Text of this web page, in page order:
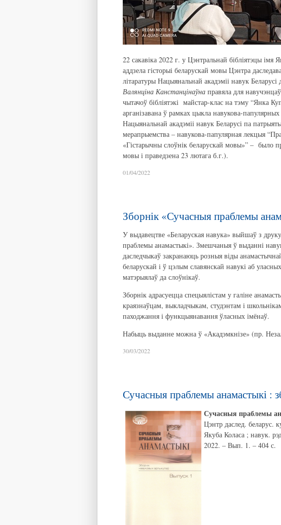
22 сакавіка 2022 г. у Цэнтральнай бібліятэцы
аддзела гісторыі беларускай мовы Цэнтра
літаратуры Нацыянальнай акадэміі навук
Валянціна Канстанцінаўна правяла для
чытачоў бібліятэкі майстар-клас на тэму “Янка
арганізавана ў рамках цыкла навукова-
Нацыянальнай акадэміі навук Беларусі па
мерапрыемства – навукова-папулярная лекцыя
«Гістарычны слоўнік беларускай мовы»” – было
мовы і праведзена 23 лютага б.г.).
01/04/2022
Зборнік «Сучасныя праблемы
У выдавецтве «Беларуская навука» выйшаў з
праблемы анамастыкі». Змешчаныя ў выданні
даследчыкаў закранаюць розныя віды
беларускай і ў цэлым славянскай навукі аб
матэрыялаў да слоўнікаў.
Зборнік адрасуецца спецыялістам у галіне
краязнаўцам, выкладчыкам, студэнтам і
паходжання і функцыянавання ўласных імёнаў.
Набыць выданне можна ў «Акадэмкнізе» (пр.
30/03/2022
Сучасныя праблемы анамастыкі :
Сучасныя праблемы
Цэнтр даслед. беларус.
Якуба Коласа ; навук.
2022. – Вып. 1. – 404 с.